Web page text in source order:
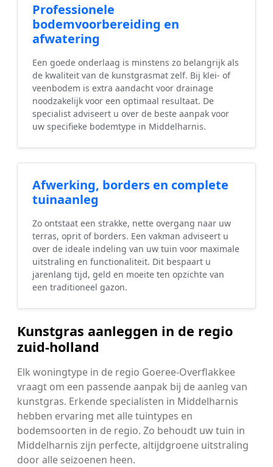
Professionele
bodemvoorbereiding en
afwatering
Een goede onderlaag is minstens zo belangrijk als
de kwaliteit van de kunstgrasmat zelf. Bij klei- of
veenbodem is extra aandacht voor drainage
noodzakelijk voor een optimaal resultaat. De
specialist adviseert u over de beste aanpak voor
uw specifieke bodemtype in Middelharnis.
Afwerking, borders en complete
tuinaanleg
Zo ontstaat een strakke, nette overgang naar uw
terras, oprit of borders. Een vakman adviseert u
over de ideale indeling van uw tuin voor maximale
uitstraling en functionaliteit. Dit bespaart u
jarenlang tijd, geld en moeite ten opzichte van
een traditioneel gazon.
Kunstgras aanleggen in de regio
zuid-holland
Elk woningtype in de regio Goeree-Overflakkee
vraagt om een passende aanpak bij de aanleg van
kunstgras. Erkende specialisten in Middelharnis
hebben ervaring met alle tuintypes en
bodemsoorten in de regio. Zo behoudt uw tuin in
Middelharnis zijn perfecte, altijdgroene uitstraling
door alle seizoenen heen.